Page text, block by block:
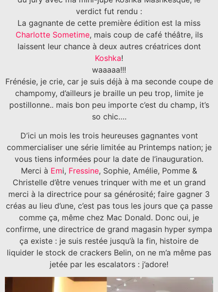
verdict fut rendu :
La gagnante de cette première édition est la miss
Charlotte Sometime, mais coup de café théâtre, ils
laissent leur chance à deux autres créatrices dont
Koshka!
waaaaa!!!
Frénésie, je crie, car je suis déjà à ma seconde coupe de
champomy, d’ailleurs je braille un peu trop, limite je
postillonne.. mais bon peu importe c’est du champ, it’s
so chic….
D’ici un mois les trois heureuses gagnantes vont
commercialiser une série limitée au Printemps nation; je
vous tiens informées pour la date de l’inauguration.
Merci à Emi, Fressine, Sophie, Amélie, Pomme &
Christelle d’être venues trinquer with me et un grand
merci à la directrice pour sa générosité; faire gagner 3
créas au lieu d’une, c’est pas tous les jours que ça passe
comme ça, même chez Mac Donald. Donc oui, je
confirme, une directrice de grand magasin hyper sympa
ça existe : je suis restée jusqu’à la fin, histoire de
liquider le stock de crackers Belin, on ne m’a même pas
jetée par les escalators : j’adore!